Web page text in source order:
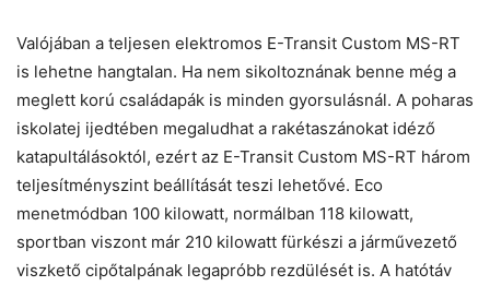
Valójában a teljesen elektromos E-Transit Custom MS-RT
is lehetne hangtalan. Ha nem sikoltoznának benne még a
meglett korú családapák is minden gyorsulásnál. A poharas
iskolatej ijedtében megaludhat a rakétaszánokat idéző
katapultálásoktól, ezért az E-Transit Custom MS-RT három
teljesítményszint beállítását teszi lehetővé. Eco
menetmódban 100 kilowatt, normálban 118 kilowatt,
sportban viszont már 210 kilowatt fürkészi a járművezető
viszkető cipőtalpának legapróbb rezdülését is. A hatótáv